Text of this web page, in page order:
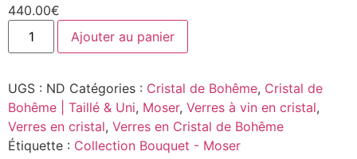
440.00€
Ajouter au panier
UGS : ND Catégories : Cristal de Bohême, Cristal de
Bohême | Taillé & Uni, Moser, Verres à vin en cristal,
Verres en cristal, Verres en Cristal de Bohême
Étiquette : Collection Bouquet - Moser